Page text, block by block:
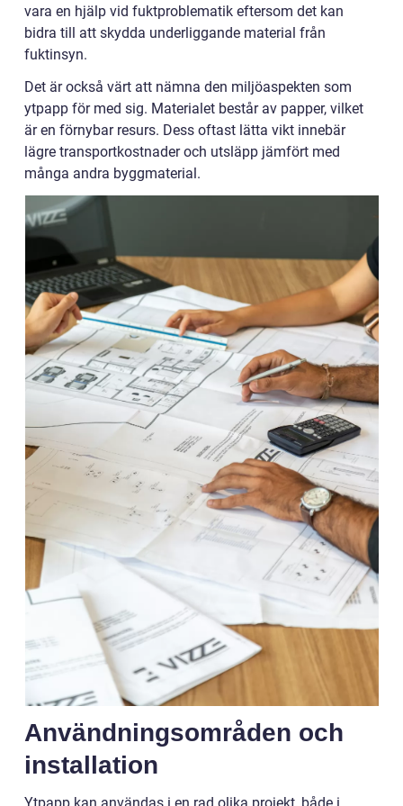
vara en hjälp vid fuktproblematik eftersom det kan
bidra till att skydda underliggande material från
fuktinsyn.
Det är också värt att nämna den miljöaspekten som
ytpapp för med sig. Materialet består av papper, vilket
är en förnybar resurs. Dess oftast lätta vikt innebär
lägre transportkostnader och utsläpp jämfört med
många andra byggmaterial.
Användningsområden och
installation
Ytpapp kan användas i en rad olika projekt, både i